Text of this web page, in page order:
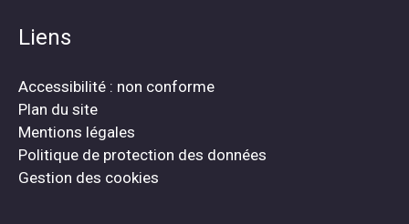
Liens
Accessibilité : non conforme
Plan du site
Mentions légales
Politique de protection des données
Gestion des cookies